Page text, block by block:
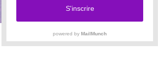
groupe de discussion sur
Discord
Pour toute demande d'information, contactez
laurence.larzul@gmail.com